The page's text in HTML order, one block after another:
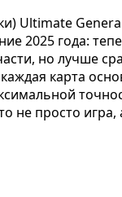
Ultimate
2025 года:
но лучше
карта
не просто игра,